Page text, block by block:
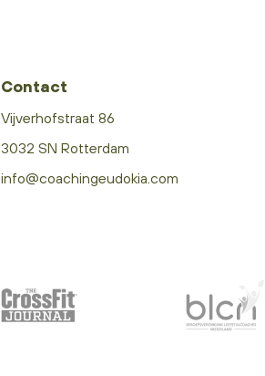
Contact
Vijverhofstraat 86
3032 SN Rotterdam
info@coachingeudokia.com